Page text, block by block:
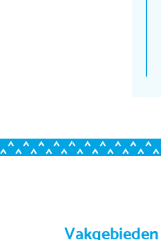
Vakgebieden